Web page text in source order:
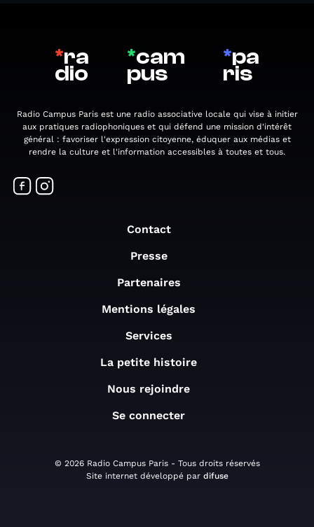
*ra
dio
*cam
pus
*pa
ris
Radio Campus Paris est une radio associative locale qui vise à initier
aux pratiques radiophoniques et qui défend une mission d'intérêt
général : favoriser l'expression citoyenne, éduquer aux médias et
rendre la culture et l'information accessibles à toutes et tous.
Contact
Presse
Partenaires
Mentions légales
Services
La petite histoire
Nous rejoindre
Se connecter
© 2026 Radio Campus Paris - Tous droits réservés
Site internet développé par difuse